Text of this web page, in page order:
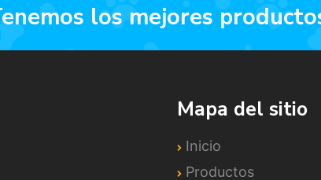
¡tenemos los mejores
Mapa del sitio
Inicio
Productos